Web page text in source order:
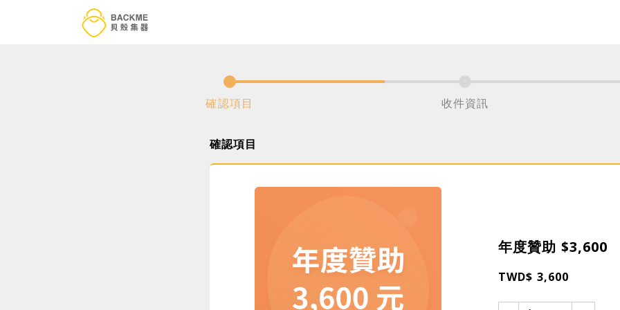
確認項目 收件資訊
確認項目
年度贊助 $3,600
TWD$ 3,600